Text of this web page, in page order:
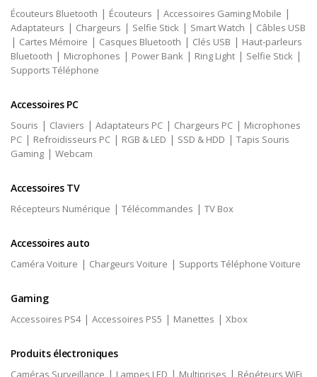
Écouteurs Bluetooth | Écouteurs | Accessoires Gaming Mobile |
Adaptateurs | Chargeurs | Selfie Stick | Smart Watch | Câbles USB
| Cartes Mémoire | Casques Bluetooth | Clés USB | Haut-parleurs
Bluetooth | Microphones | Power Bank | Ring Light | Selfie Stick |
Supports Téléphone
Accessoires PC
Souris | Claviers | Adaptateurs PC | Chargeurs PC | Microphones
PC | Refroidisseurs PC | RGB & LED | SSD & HDD | Tapis Souris
Gaming | Webcam
Accessoires TV
Récepteurs Numérique | Télécommandes | TV Box
Accessoires auto
Caméra Voiture | Chargeurs Voiture | Supports Téléphone Voiture
Gaming
Accessoires PS4| Accessoires PS5 | Manettes | Xbox
Produits électroniques
Caméras Surveillance | Lampes LED | Multiprises | Répéteurs WiFi